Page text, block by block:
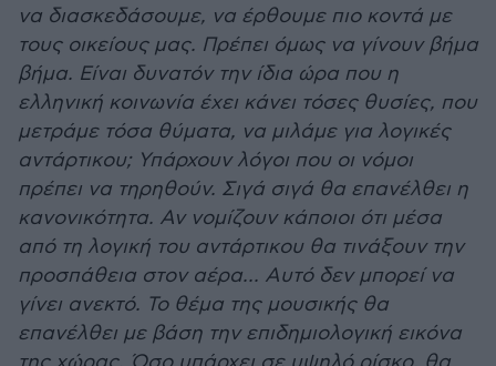
να διασκεδάσουμε, να έρθουμε πιο κοντά με
τους οικείους μας. Πρέπει όμως να γίνουν βήμα
βήμα. Είναι δυνατόν την ίδια ώρα που η
ελληνική κοινωνία έχει κάνει τόσες θυσίες, που
μετράμε τόσα θύματα, να μιλάμε για λογικές
αντάρτικου; Υπάρχουν λόγοι που οι νόμοι
πρέπει να τηρηθούν. Σιγά σιγά θα επανέλθει η
κανονικότητα. Αν νομίζουν κάποιοι ότι μέσα
από τη λογική του αντάρτικου θα τινάξουν την
προσπάθεια στον αέρα... Αυτό δεν μπορεί να
γίνει ανεκτό. Το θέμα της μουσικής θα
επανέλθει με βάση την επιδημιολογική εικόνα